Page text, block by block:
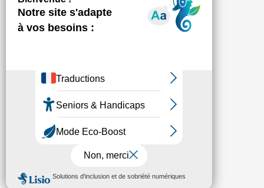
Fédésap © 2021
Mentions légales
Transparence